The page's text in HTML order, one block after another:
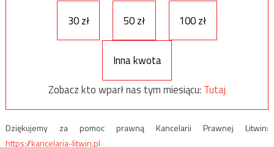
30 zł
50 zł 100 zł
Inna kwota
Zobacz kto wparł nas tym miesiącu: Tutaj
Dziękujemy za pomoc prawną Kancelarii Prawnej Litwin:
https://kancelaria-litwin.pl